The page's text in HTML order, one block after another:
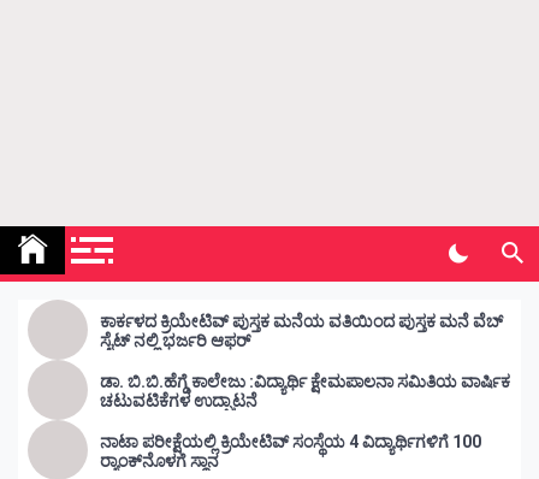
Kunda Vahini – ಕುಂದ ವಾಹಿನಿ
ಕಾರ್ಕಳದ ಕ್ರಿಯೇಟಿವ್ ಪುಸ್ತಕ ಮನೆಯ ವತಿಯಿಂದ ಪುಸ್ತಕ ಮನೆ ವೆಬ್
ಸೈಟ್ ನಲ್ಲಿ ಭರ್ಜರಿ ಆಫರ್
ಡಾ. ಬಿ.ಬಿ.ಹೆಗ್ಡೆ ಕಾಲೇಜು :ವಿದ್ಯಾರ್ಥಿ ಕ್ಷೇಮಪಾಲನಾ ಸಮಿತಿಯ ವಾರ್ಷಿಕ
ಚಟುವಟಿಕೆಗಳ ಉದ್ಘಾಟನೆ
ನಾಟಾ ಪರೀಕ್ಷೆಯಲ್ಲಿ ಕ್ರಿಯೇಟಿವ್ ಸಂಸ್ಥೆಯ 4 ವಿದ್ಯಾರ್ಥಿಗಳಿಗೆ 100
ರ‍್ಯಾಂಕ್‌ನೊಳಗೆ ಸ್ಥಾನ